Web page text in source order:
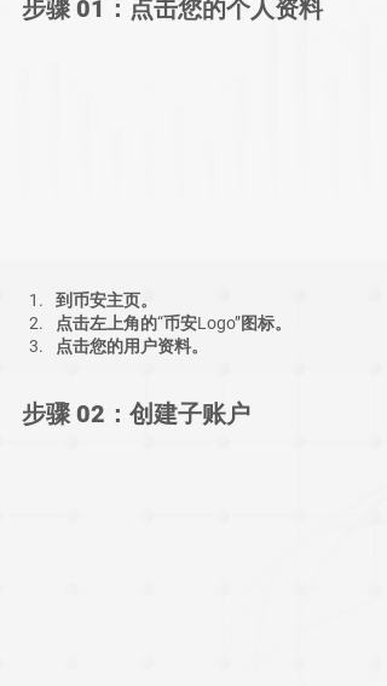
步骤 01：点击您的个人资料
到币安主页。
点击左上角的“币安Logo”图标。
点击您的用户资料。
步骤 02：创建子账户